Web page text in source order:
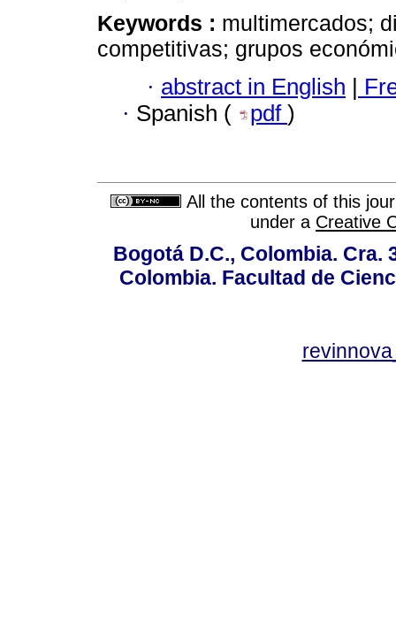
Keywords : multimercados;
competitivas; grupos
· abstract in English |
· Spanish ( pdf )
All the contents of this
under a Creative
Bogotá D.C., Colombia. Cra.
Colombia. Facultad de